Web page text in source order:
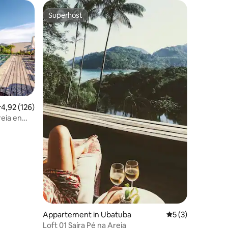
beoordeling van 4,92 op 5, 126 recensies
4,92 (126)
en
Superhost
Superhost
Appartement in Ubatuba Gemiddelde
5 (3)
Loft 01 Saíra Pé na Areia